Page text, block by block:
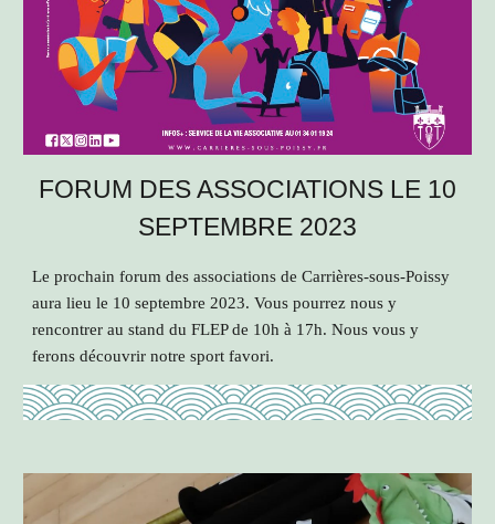
FORUM DES ASSOCIATIONS LE 10
SEPTEMBRE 2023
Le prochain forum des associations de Carrières-sous-Poissy
aura lieu le 10 septembre 2023. Vous pourrez nous y
rencontrer au stand du FLEP de 10h à 17h. Nous vous y
ferons découvrir notre sport favori.